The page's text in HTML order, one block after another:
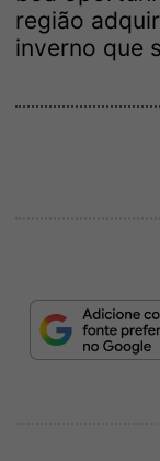
região
inverno que